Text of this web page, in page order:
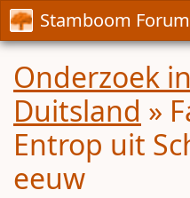
Stamboom Forum
Onderzoek in
Duitsland »
Entrop uit
eeuw